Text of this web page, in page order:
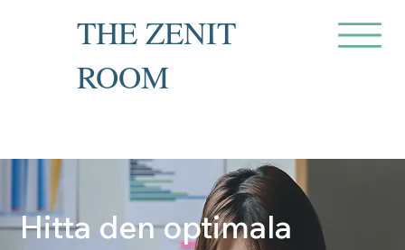
THE ZENIT
ROOM
Hitta den optimala